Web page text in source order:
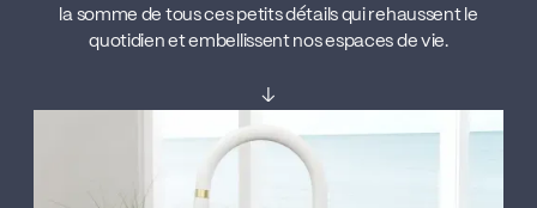
la somme de tous ces petits détails qui rehaussent le
quotidien et embellissent nos espaces de vie.
↓